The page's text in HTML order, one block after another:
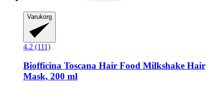
Varukorg
4.2 (111)
Biofficina Toscana Hair Food Milkshake Hair
Mask, 200 ml